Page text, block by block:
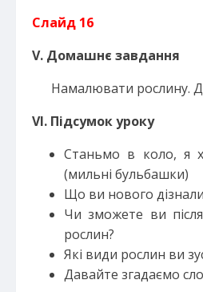
Слайд 16
V. Домашнє завдання
Намалювати рослину.
VI. Підсумок уроку
Станьмо в коло, я
(мильні бульбашки)
Що ви нового
Чи зможете ви
рослин?
Які види рослин ви
Давайте згадаємо